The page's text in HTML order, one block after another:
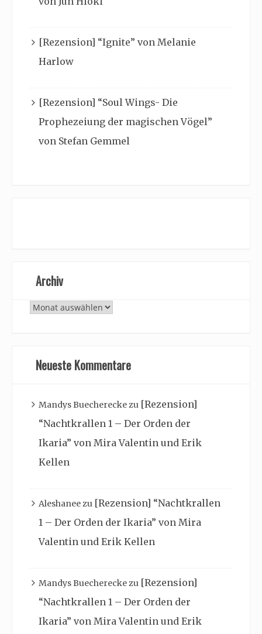
[Rezension] “Ignite” von Melanie
Harlow
[Rezension] “Soul Wings- Die
Prophezeiung der magischen Vögel”
von Stefan Gemmel
Archiv
Archiv
Neueste Kommentare
Mandys Buechereckezu [Rezension]
“Nachtkrallen 1 – Der Orden der
Ikaria” von Mira Valentin und Erik
Kellen
Aleshaneezu [Rezension] “Nachtkrallen
1 – Der Orden der Ikaria” von Mira
Valentin und Erik Kellen
Mandys Buechereckezu [Rezension]
“Nachtkrallen 1 – Der Orden der
Ikaria” von Mira Valentin und Erik